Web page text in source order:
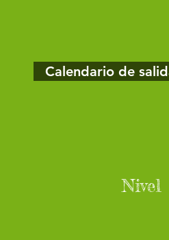
Nivel
Calendario de